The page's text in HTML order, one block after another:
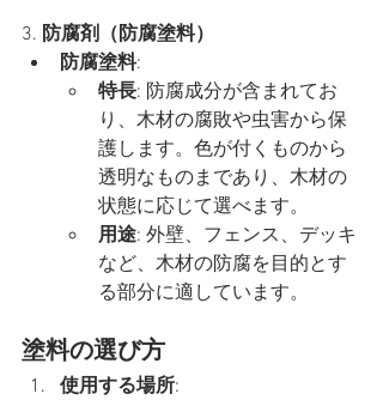
3. 防腐剤（防腐塗料）
防腐塗料:
特長: 防腐成分が含まれてお
り、木材の腐敗や虫害から保
護します。色が付くものから
透明なものまであり、木材の
状態に応じて選べます。
用途: 外壁、フェンス、デッキ
など、木材の防腐を目的とす
る部分に適しています。
塗料の選び方
使用する場所: